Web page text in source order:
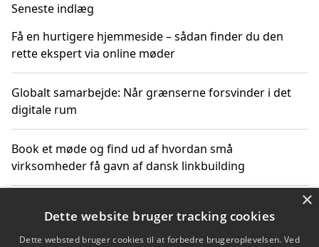
Seneste indlæg
Få en hurtigere hjemmeside – sådan finder du den
rette ekspert via online møder
Globalt samarbejde: Når grænserne forsvinder i det
digitale rum
Book et møde og find ud af hvordan små
virksomheder få gavn af dansk linkbuilding
får du indgår et samarbejde
×
Dette website bruger tracking cookies
Dette websted bruger cookies til at forbedre brugeroplevelsen. Ved